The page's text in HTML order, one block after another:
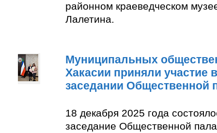
районном краеведческом
Лалетина.
Муниципальных
Хакасии приняли участие
заседании Общественной
18 декабря 2025 года
заседание Общественной